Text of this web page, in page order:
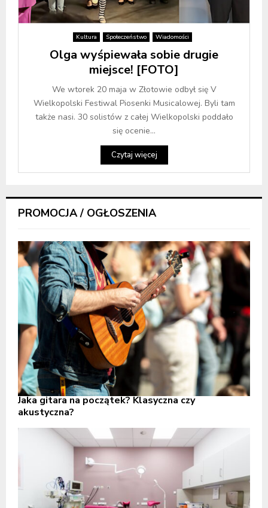
Kultura Społeczeństwo Wiadomości
Olga wyśpiewała sobie drugie
miejsce! [FOTO]
We wtorek 20 maja w Złotowie odbył się V
Wielkopolski Festiwal Piosenki Musicalowej. Byli tam
także nasi. 30 solistów z całej Wielkopolski poddało
się ocenie...
Czytaj więcej
PROMOCJA / OGŁOSZENIA
Jaka gitara na początek? Klasyczna czy
akustyczna?